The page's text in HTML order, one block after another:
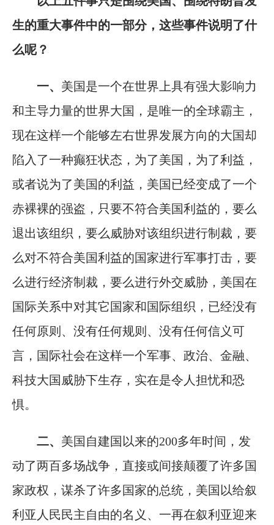
生的重大事件中的一部分，这些事件说明了什
么呢？
一、 美国是一个在世界上具有强大影响力
和主导力量的世界大国，是唯一的全球霸主，
现在这样一个能够左右世界发展方向的大国却
陷入了一种癫狂状态，为了美国，为了利益，
或者说为了美国的利益，美国已经变成了一个
赤裸裸的强盗，只要不符合美国利益的，要么
退出该组织，要么威胁对该组织进行制裁，要
么对不符合美国利益的国家进行军事打击，要
么进行经济制裁，要么进行外交威胁，美国在
国际关系中对其它国家和国际组织，已经没有
任何原则、没有任何规则、没有任何信义可
言，国际社会在这样一个军事、政治、金融、
科技大国威胁下生存，实在是令人担忧和恐
惧。
二、 美国自建国以来的200多年时间，发
动了两百多场战争，直接或间接颠覆了许多国
家政权，谋杀了许多国家的总统，美国以给叙
利亚人民民主自由的名义、一再在叙利亚迎来